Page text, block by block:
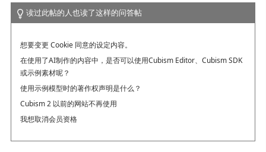
读过此帖的人也读了这样的问答帖
想要变更 Cookie 同意的设定内容。
在使用了AI制作的内容中，是否可以使用Cubism Editor、Cubism SDK
或示例素材呢？
使用示例模型时的著作权声明是什么？
Cubism 2 以前的网站不再使用
我想取消会员资格